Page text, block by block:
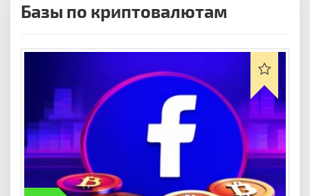
Базы по криптовалютам